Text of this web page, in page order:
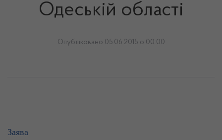
Одеській області
Опубліковано 05.06.2015 о 00:00
Заява